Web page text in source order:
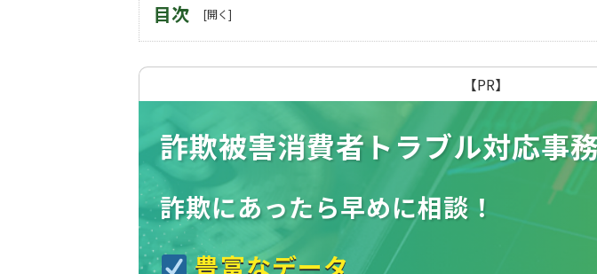
目次
【PR】
詐欺被害消費者トラブル対応事
詐欺にあったら早めに相談！
豊富なデータ